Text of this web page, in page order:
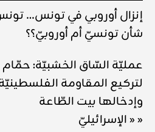
إنزال أوروبي في تونس…
شأن تونسيّ أم أوروبيّ؟؟
عمليّة السّاق الخشبيّة:
لتركيع المقاومة
وإدخالها بيت الطّاعة
« الإسرائيليّ »